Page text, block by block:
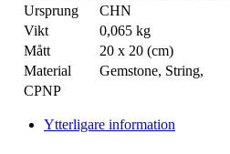
Ursprung
CHN
Vikt
0,065 kg
Mått
20 x 20 (cm)
Material
Gemstone, String,
CPNP
Ytterligare information